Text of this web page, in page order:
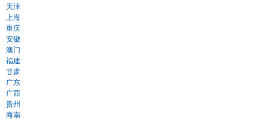
天津
上海
重庆
安徽
澳门
福建
甘肃
广东
广西
贵州
海南